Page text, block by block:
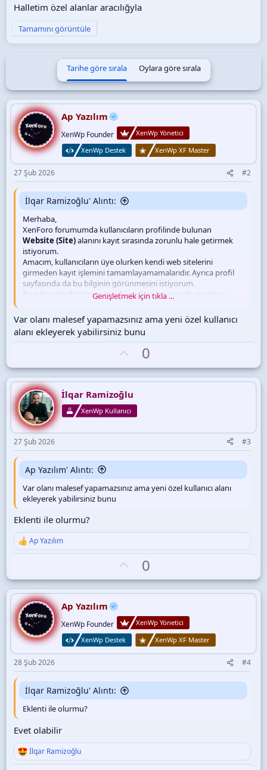
Halletim özel alanlar aracılığyla
Tamamını görüntüle
Tarihe göre sırala Oylara göre sırala
Ap Yazılım
XenWp Founder
XenWp Yönetici
XenWp Destek
XenWp XF Master
27 Şub 2026 #2
İlqar Ramizoğlu' Alıntı:
Merhaba,
XenForo forumumda kullanıcıların profilinde bulunan
Website (Site)alanını kayıt sırasında zorunlu hale getirmek
istiyorum.
Amacım, kullanıcıların üye olurken kendi web sitelerini
girmeden kayıt işlemini tamamlayamamalarıdır. Ayrıca profil
sayfasında da bu bilginin görünmesini istiyorum.
Bu işlemi XenForo’nun kendi ayarlarıyla yapmak mümkün
Bu konuda en doğru ve sağlıklı çözüm nedir?
Yardımcı olabilirseniz çok sevinirim.
Teşekkürler
Genişletmek için tıkla ...
Var olanı malesef yapamazsınız ama yeni özel kullanıcı
alanı ekleyerek yabilirsiniz bunu
O
y
l
a
0
İlqar Ramizoğlu
XenWp Kullanıcı
27 Şub 2026 #3
Ap Yazılım' Alıntı:
Var olanı malesef yapamazsınız ama yeni özel kullanıcı alanı
ekleyerek yabilirsiniz bunu
Eklenti ile olurmu?
T
e
i
l
e
r
:
Ap Yazılım
O
y
l
0
Ap Yazılım
XenWp Founder
XenWp Yönetici
XenWp Destek
XenWp XF Master
28 Şub 2026 #4
İlqar Ramizoğlu' Alıntı:
Eklenti ile olurmu?
Evet olabilir
T
e
İlqar Ramizoğlu